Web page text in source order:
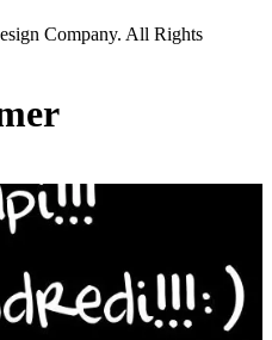
Company. All Rights